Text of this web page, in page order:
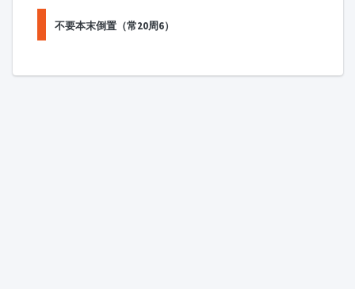
不要本末倒置（常20周6）